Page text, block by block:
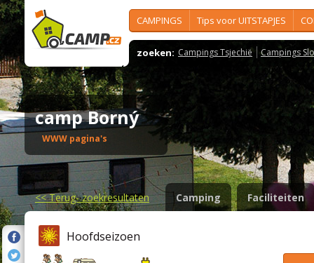
CAMPINGS Tips voor UITSTAPJES
zoeken: Campings Tsjechië Campings
camp Borný
WWW pagina's
<<Terug- zoekresultaten Camping Faciliteiten
Hoofdseizoen